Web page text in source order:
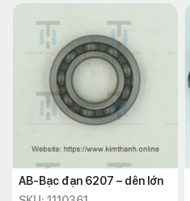
AB-Bạc đạn 6207 – dên lớn